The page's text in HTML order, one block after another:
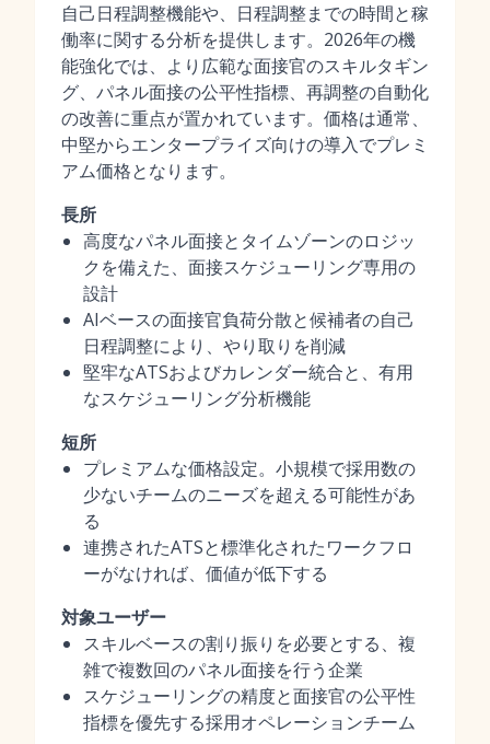
自己日程調整機能や、日程調整までの時間と稼
働率に関する分析を提供します。2026年の機
能強化では、より広範な面接官のスキルタギン
グ、パネル面接の公平性指標、再調整の自動化
の改善に重点が置かれています。価格は通常、
中堅からエンタープライズ向けの導入でプレミ
アム価格となります。
長所
高度なパネル面接とタイムゾーンのロジッ
クを備えた、面接スケジューリング専用の
設計
AIベースの面接官負荷分散と候補者の自己
日程調整により、やり取りを削減
堅牢なATSおよびカレンダー統合と、有用
なスケジューリング分析機能
短所
プレミアムな価格設定。小規模で採用数の
少ないチームのニーズを超える可能性があ
る
連携されたATSと標準化されたワークフロ
ーがなければ、価値が低下する
対象ユーザー
スキルベースの割り振りを必要とする、複
雑で複数回のパネル面接を行う企業
スケジューリングの精度と面接官の公平性
指標を優先する採用オペレーションチーム